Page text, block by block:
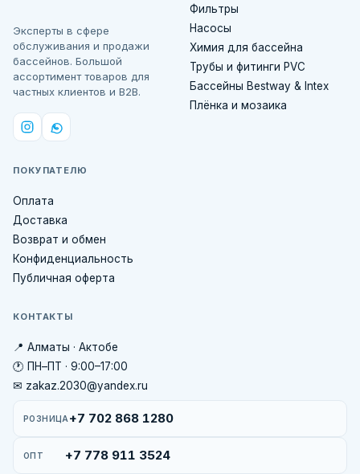
Эксперты в сфере
обслуживания и продажи
бассейнов. Большой
ассортимент товаров для
частных клиентов и B2B.
Фильтры
Насосы
Химия для бассейна
Трубы и фитинги PVC
Бассейны Bestway & Intex
Плёнка и мозаика
ПОКУПАТЕЛЮ
Оплата
Доставка
Возврат и обмен
Конфиденциальность
Публичная оферта
КОНТАКТЫ
📍 Алматы · Актобе
🕐 ПН–ПТ · 9:00–17:00
✉ zakaz.2030@yandex.ru
РОЗНИЦА +7 702 868 1280
ОПТ +7 778 911 3524